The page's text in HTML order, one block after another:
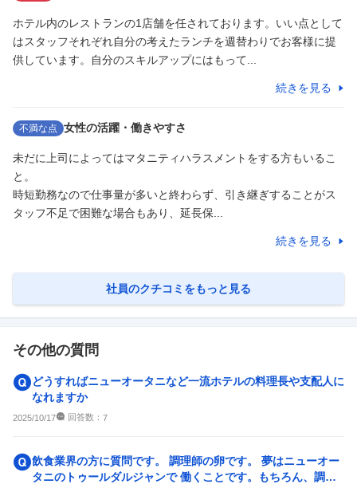
ホテル内のレストランの1店舗を任されております。いい点として
はスタッフそれぞれ自分の考えたランチを週替わりでお客様に提
供しています。自分のスキルアップにはもって...
続きを見る
不満な点 女性の活躍・働きやすさ
未だに上司によってはマタニティハラスメントをする方もいるこ
と。
時短勤務なので仕事量が多いと終わらず、引き継ぎすることがス
タッフ不足で困難な場合もあり、延長保...
続きを見る
社員のクチコミをもっと見る
その他の質問
どうすればニューオータニなど一流ホテルの料理長や支配人に
なれますか
2025/10/17 回答数： 7
飲食業界の方に質問です。 調理師の卵です。 夢はニューオー
タニのトゥールダルジャンで 働くことです。もちろん、調理